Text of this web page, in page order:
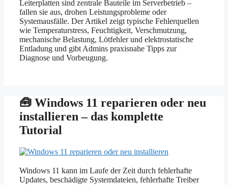
Leiterplatten sind zentrale Bauteile im Serverbetrieb –
fallen sie aus, drohen Leistungsprobleme oder
Systemausfälle. Der Artikel zeigt typische Fehlerquellen
wie Temperaturstress, Feuchtigkeit, Verschmutzung,
mechanische Belastung, Lötfehler und elektrostatische
Entladung und gibt Admins praxisnahe Tipps zur
Diagnose und Vorbeugung.
🧰 Windows 11 reparieren oder neu
installieren – das komplette
Tutorial
Windows 11 kann im Laufe der Zeit durch fehlerhafte
Updates, beschädigte Systemdateien, fehlerhafte Treiber